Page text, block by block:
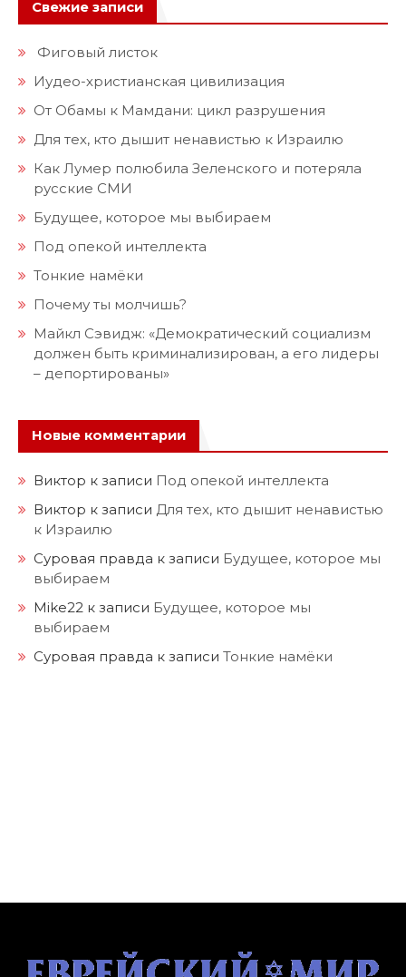
Свежие записи
Фиговый листок
Иудео-христианская цивилизация
От Обамы к Мамдани: цикл разрушения
Для тех, кто дышит ненавистью к Израилю
Как Лумер полюбила Зеленского и потеряла
русские СМИ
Будущее, которое мы выбираем
Под опекой интеллекта
Тонкие намёки
Почему ты молчишь?
Майкл Сэвидж: «Демократический социализм
должен быть криминализирован, а его лидеры
– депортированы»
Новые комментарии
Виктор к записи Под опекой интеллекта
Виктор к записи Для тех, кто дышит ненавистью
к Израилю
Суровая правда к записи Будущее, которое мы
выбираем
Mike22 к записи Будущее, которое мы
выбираем
Суровая правда к записи Тонкие намёки